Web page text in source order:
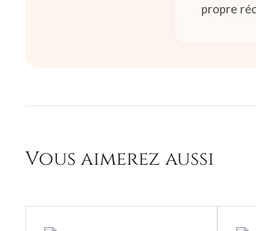
propre
Vous aimerez aussi